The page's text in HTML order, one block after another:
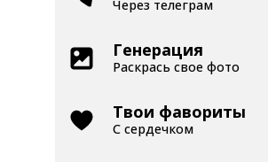
Через телеграм
Генерация
Раскрась свое фото
Твои фавориты
С сердечком